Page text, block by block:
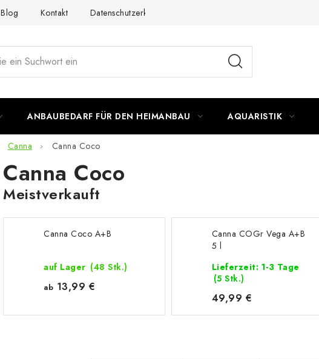
Blog Kontakt Datenschutzerklärung
ANBAUBEDARF FÜR DEN HEIMANBAU AQUARISTIK
Canna Canna Coco
Canna Coco
Meistverkauft
Canna Coco A+B
auf Lager (48 Stk.)
ab 13,99 €
Canna COGr Vega A+B
5 l
Lieferzeit: 1-3 Tage
(5 Stk.)
49,99 €